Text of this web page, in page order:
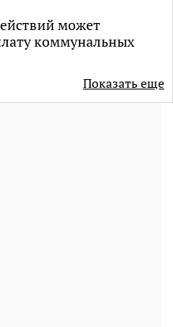
может
коммунальных
Показать еще